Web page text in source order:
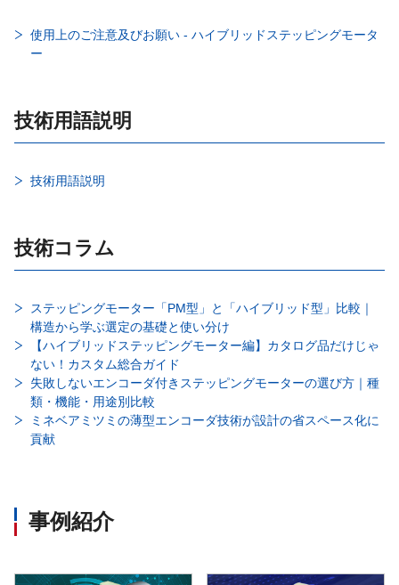
使用上のご注意及びお願い - ハイブリッドステッピングモータ
ー
技術用語説明
技術用語説明
技術コラム
ステッピングモーター「PM型」と「ハイブリッド型」比較｜
構造から学ぶ選定の基礎と使い分け
【ハイブリッドステッピングモーター編】カタログ品だけじゃ
ない！カスタム総合ガイド
失敗しないエンコーダ付きステッピングモーターの選び方｜種
類・機能・用途別比較
ミネベアミツミの薄型エンコーダ技術が設計の省スペース化に
貢献
事例紹介